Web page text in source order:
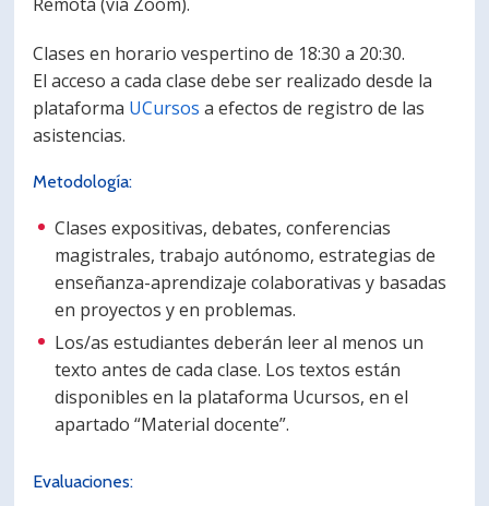
Clases en horario vespertino de 18:30 a 20:30.
El acceso a cada clase debe ser realizado desde la
plataforma UCursos a efectos de registro de las
asistencias.
Metodología:
Clases expositivas, debates, conferencias
magistrales, trabajo autónomo, estrategias de
enseñanza-aprendizaje colaborativas y basadas
en proyectos y en problemas.
Los/as estudiantes deberán leer al menos un
texto antes de cada clase. Los textos están
disponibles en la plataforma Ucursos, en el
apartado “Material docente”.
Evaluaciones: